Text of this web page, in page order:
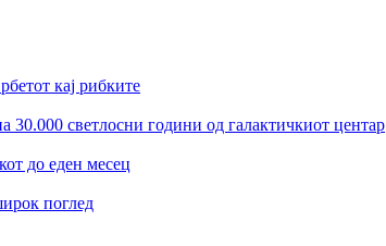
кај рибките
30.000 светлосни години од галактичкиот центар
до еден месец
поглед